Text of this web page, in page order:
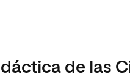
de las